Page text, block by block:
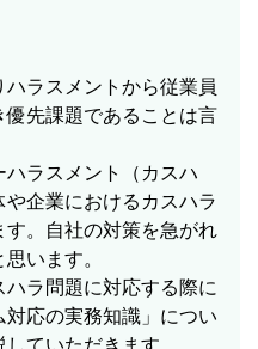
ラスメントから従業員
先課題であることは言
ラスメント（カスハ
企業におけるカスハラ
。自社の対策を急がれ
います。
ラ問題に対応する際に
応の実務知識」につい